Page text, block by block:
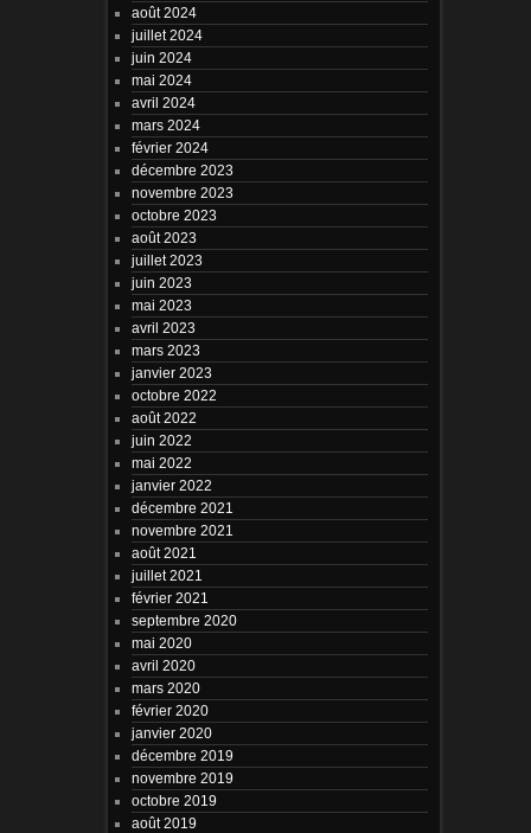
août 2024
juillet 2024
juin 2024
mai 2024
avril 2024
mars 2024
février 2024
décembre 2023
novembre 2023
octobre 2023
août 2023
juillet 2023
juin 2023
mai 2023
avril 2023
mars 2023
janvier 2023
octobre 2022
août 2022
juin 2022
mai 2022
janvier 2022
décembre 2021
novembre 2021
août 2021
juillet 2021
février 2021
septembre 2020
mai 2020
avril 2020
mars 2020
février 2020
janvier 2020
décembre 2019
novembre 2019
octobre 2019
août 2019